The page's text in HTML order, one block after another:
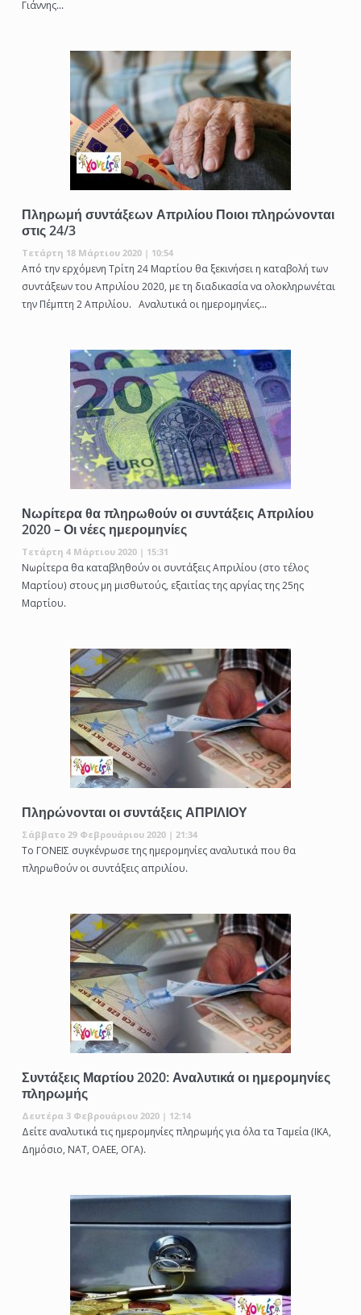
Γιάννης...
Πληρωμή συντάξεων Απριλίου Ποιοι πληρώνονται
στις 24/3
Τετάρτη 18 Μάρτιου 2020 | 10:54
Από την ερχόμενη Τρίτη 24 Μαρτίου θα ξεκινήσει η καταβολή των
συντάξεων του Απριλίου 2020, με τη διαδικασία να ολοκληρωνέται
την Πέμπτη 2 Απριλίου. Αναλυτικά οι ημερομηνίες...
Νωρίτερα θα πληρωθούν οι συντάξεις Απριλίου
2020 – Οι νέες ημερομηνίες
Τετάρτη 4 Μάρτιου 2020 | 15:31
Νωρίτερα θα καταβληθούν οι συντάξεις Απριλίου (στο τέλος
Μαρτίου) στους μη μισθωτούς, εξαιτίας της αργίας της 25ης
Μαρτίου.
Πληρώνονται οι συντάξεις ΑΠΡΙΛΙΟΥ
Σάββατο 29 Φεβρουάριου 2020 | 21:34
Το ΓΟΝΕΙΣ συγκένρωσε της ημερομηνίες αναλυτικά που θα
πληρωθούν οι συντάξεις απριλίου.
Συντάξεις Μαρτίου 2020: Αναλυτικά οι ημερομηνίες
πληρωμής
Δευτέρα 3 Φεβρουάριου 2020 | 12:14
Δείτε αναλυτικά τις ημερομηνίες πληρωμής για όλα τα Ταμεία (ΙΚΑ,
Δημόσιο, ΝΑΤ, ΟΑΕΕ, ΟΓΑ).